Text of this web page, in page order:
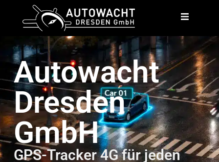
Autowacht
Dresden
GmbH
GPS-Tracker 4G für jeden